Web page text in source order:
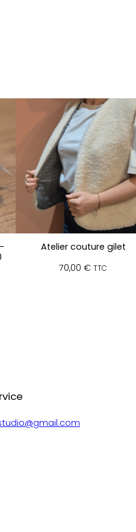
e
u
r
s
s
é
c
h
é
e
s
Atelier couture gilet
70,00 € TTC